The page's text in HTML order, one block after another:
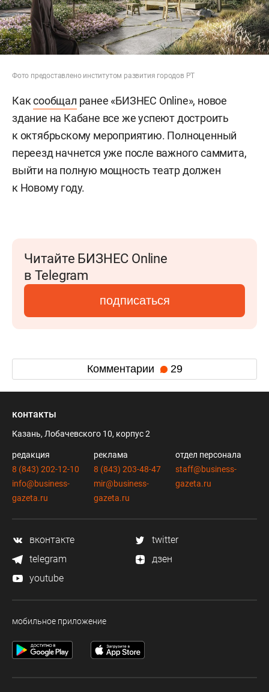
Фото предоставлено институтом развития городов РТ
Каксообщал ранее «БИЗНЕС Online», новое
здание на Кабане все же успеют достроить
к октябрьскому мероприятию. Полноценный
переезд начнется уже после важного саммита,
выйти на полную мощность театр должен
к Новому году.
Читайте БИЗНЕС Online
в Telegram
подписаться
Комментарии 29
контакты
Казань, Лобачевского 10, корпус 2
редакция
8 (843) 202-12-10
info@business-
gazeta.ru
реклама
8 (843) 203-48-47
mir@business-
gazeta.ru
отдел персонала
staff@business-
gazeta.ru
вконтакте
twitter
telegram
дзен
youtube
мобильное приложение